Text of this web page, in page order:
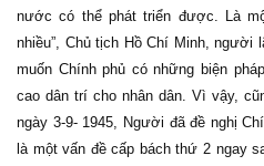
nước có thể phát triển được. Là
nhiều”, Chủ tịch Hồ Chí Minh,
muốn Chính phủ có những biện
cao dân trí cho nhân dân. Vì vậy,
ngày 3-9- 1945, Người đã đề nghị
là một vấn đề cấp bách thứ 2 ngay